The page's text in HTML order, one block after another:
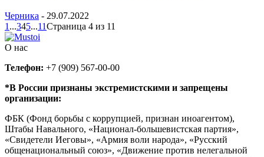
Черника - 29.07.2022
1 ...345...11Страница 4 из 11
О нас
Телефон: +7 (909) 567-00-00
*В России признаны экстремистскими и запрещены
организации:
ФБК (Фонд борьбы с коррупцией, признан иноагентом),
Штабы Навального, «Национал-большевистская партия»,
«Свидетели Иеговы», «Армия воли народа», «Русский
общенациональный союз», «Движение против нелегальной